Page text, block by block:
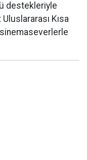
destekleriyle
Kısa